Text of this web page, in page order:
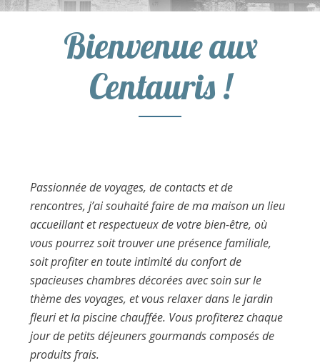
Bienvenue aux
Centauris !
Passionnée de voyages, de contacts et de
rencontres, j’aisouhaité faire de ma maison un lieu
accueillant etrespectueux de votre bien-être, où
vous pourrez soittrouver une présence familiale,
soit profiter en toute intimitédu confort de
spacieuses chambres décorées avec soinsur le
thème des voyages, et vous relaxer dans le jardin
fleuri et la piscine chauffée. Vous profiterez chaque
jour depetits déjeuners gourmands composés de
produits frais.